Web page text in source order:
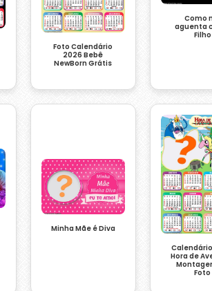
Foto Calendário
2026 Bebê
NewBorn Grátis
Como
aguenta
Filho
Minha Mãe é Diva
Hora de
Foto